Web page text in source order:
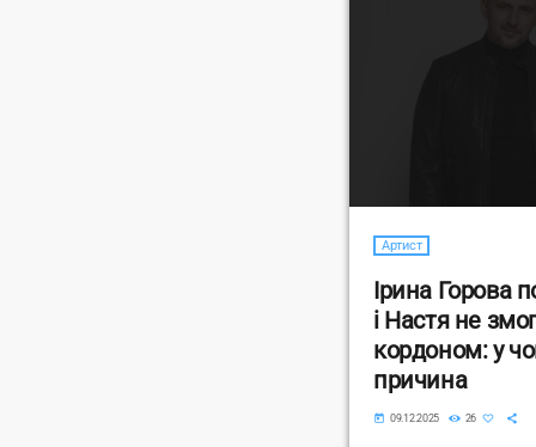
Артист
Ірина Горова
і Настя не
кордоном: у
причина
today 09.12.2025 26